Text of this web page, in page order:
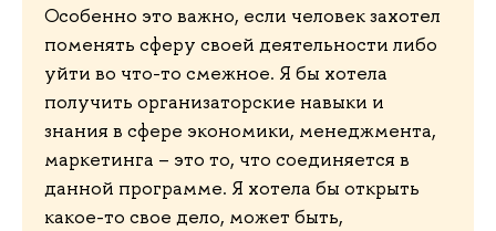
Особенно это важно, если человек захотел
поменять сферу своей деятельности либо
уйти во что-то смежное. Я бы хотела
получить организаторские навыки и
знания в сфере экономики, менеджмента,
маркетинга – это то, что соединяется в
данной программе. Я хотела бы открыть
какое-то свое дело, может быть,